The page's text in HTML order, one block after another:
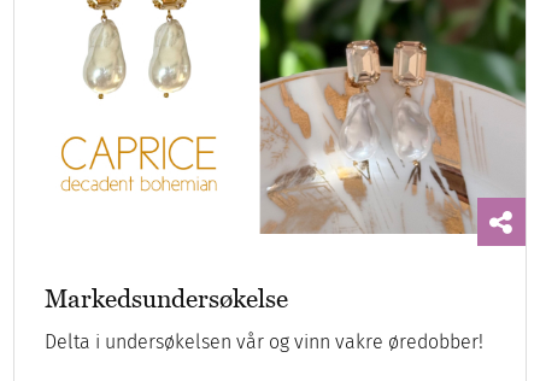
Markedsundersøkelse
Delta i undersøkelsen vår og vinn vakre øredobber!